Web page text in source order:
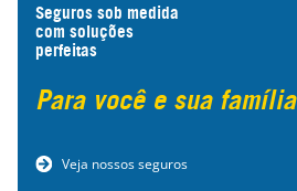
Seguros sob medida
com soluções
perfeitas
Para você e sua família
Veja nossos seguros